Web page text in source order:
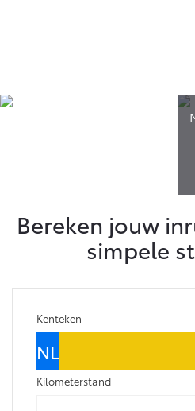
Bereken jouw
simpele
Kenteken
Kilometerstand